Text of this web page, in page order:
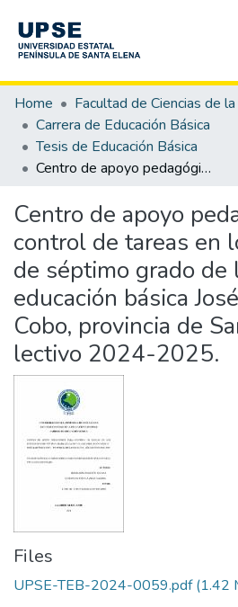
Communities & Collections
All of DSpace
Statistics
Home
Carrera de Educación Básica
Tesis de Educación Básica
Centro de apoyo pedagógico para control de tareas en los estudiantes de séptimo grado de la escuela de educación básica José Martínez Cobo, provincia de Santa Elena, año lectivo 2024-2025.
Centro de apoyo
control de tareas en
de séptimo grado de
educación básica
Cobo, provincia de
lectivo 2024-2025.
Files
UPSE-TEB-2024-0059.pdf(1.42